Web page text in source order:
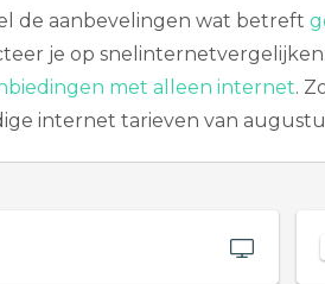
de aanbevelingen wat betreft
je op
met alleen internet.
internet tarieven van